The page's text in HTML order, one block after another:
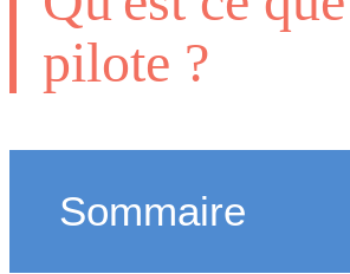
pilote ?
Sommaire